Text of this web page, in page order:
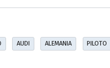
AUDI ALEMANIA PILOTO